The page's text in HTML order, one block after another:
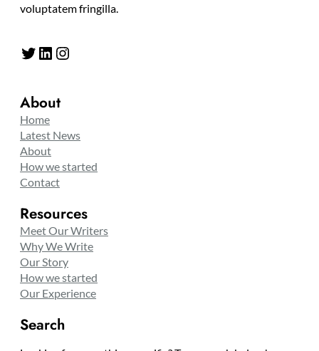
voluptatem fringilla.
Twitter LinkedIn Instagram
About
Home
Latest News
About
How we started
Contact
Resources
Meet Our Writers
Why We Write
Our Story
How we started
Our Experience
Search